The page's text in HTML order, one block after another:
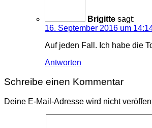
Brigitte sagt:
16. September 2016 um
Auf jeden Fall. Ich habe die
Antworten
Schreibe einen Kommentar
Deine E-Mail-Adresse wird nicht